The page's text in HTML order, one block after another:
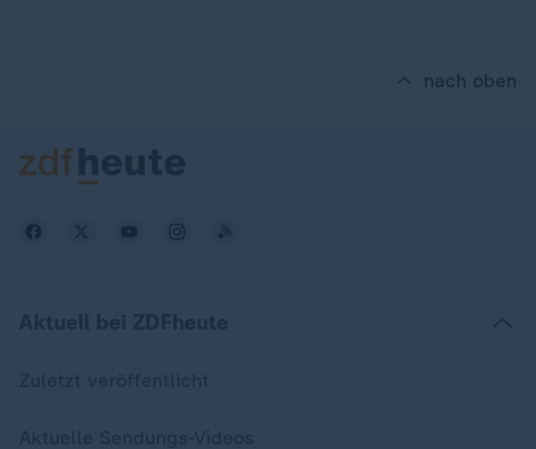
nach oben